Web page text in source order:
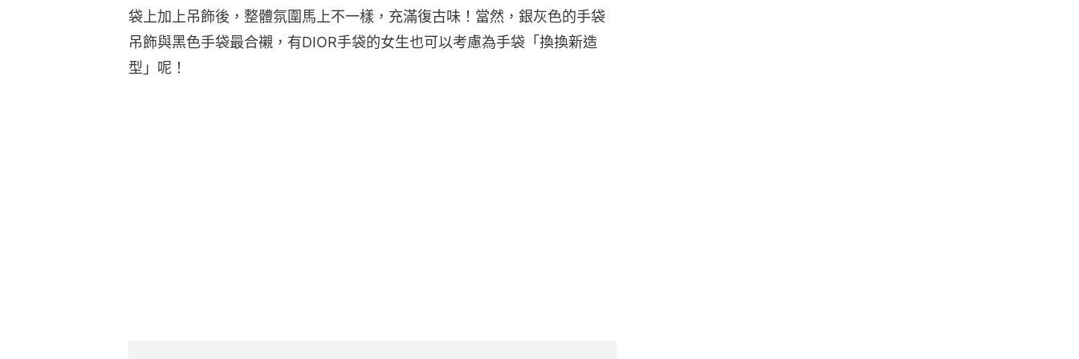
袋上加上吊飾後，整體氛圍馬上不一樣，充滿復古味！當然，銀灰色的手袋
吊飾與黑色手袋最合襯，有DIOR手袋的女生也可以考慮為手袋「換換新造
型」呢！